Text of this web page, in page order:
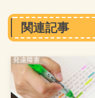
関連記事